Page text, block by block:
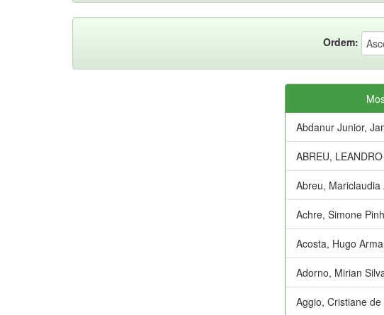
Ordem:
Abdanur Junior,
ABREU,
Abreu,
Achre, Simone
Acosta, Hugo
Adorno, Mirian
Aggio, Cristiane de